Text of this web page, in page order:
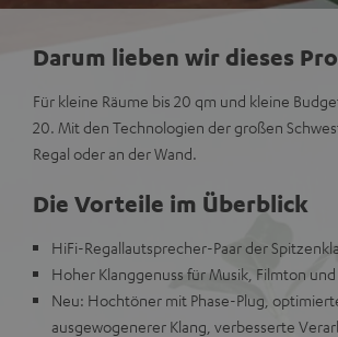
Darum lieben wir dieses
Für kleine Räume bis 20 qm und kleine
20. Mit den Technologien der großen
Regal oder an der Wand.
Die Vorteile im Überblick
HiFi-Regallautsprecher-Paar der
Hoher Klanggenuss für Musik, Filmton
Neu: Hochtöner mit Phase-Plug,
ausgewogenerer Klang, verbesserte